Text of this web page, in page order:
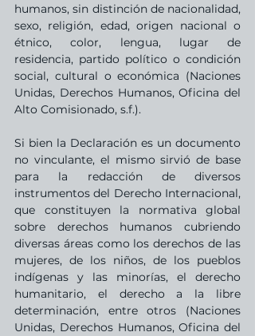
humanos, sin distinción de nacionalidad,
sexo, religión, edad, origen nacional o
étnico, color, lengua, lugar de
residencia, partido político o condición
social, cultural o económica (Naciones
Unidas, Derechos Humanos, Oficina del
Alto Comisionado, s.f.).
Si bien la Declaración es un documento
no vinculante, el mismo sirvió de base
para la redacción de diversos
instrumentos del Derecho Internacional,
que constituyen la normativa global
sobre derechos humanos cubriendo
diversas áreas como los derechos de las
mujeres, de los niños, de los pueblos
indígenas y las minorías, el derecho
humanitario, el derecho a la libre
determinación, entre otros (Naciones
Unidas, Derechos Humanos, Oficina del